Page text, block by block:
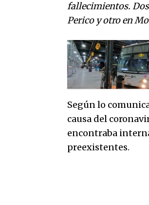
fallecimientos.
Perico y otro en
Según lo
causa del
encontraba
preexistentes.